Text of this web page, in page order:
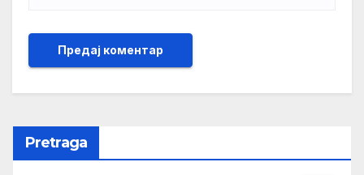
Pretraga